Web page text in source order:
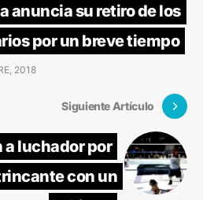
anuncia su retiro de los
por un breve tiempo
2018
Siguiente Artículo
a luchador por
con un